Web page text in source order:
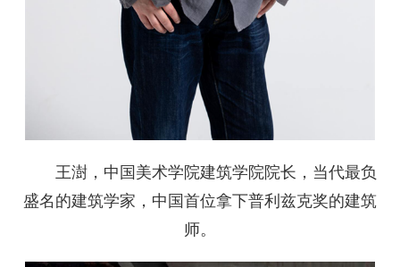
王澍，中国美术学院建筑学院院长，当代最负
盛名的建筑学家，中国首位拿下普利兹克奖的建筑
师。‍